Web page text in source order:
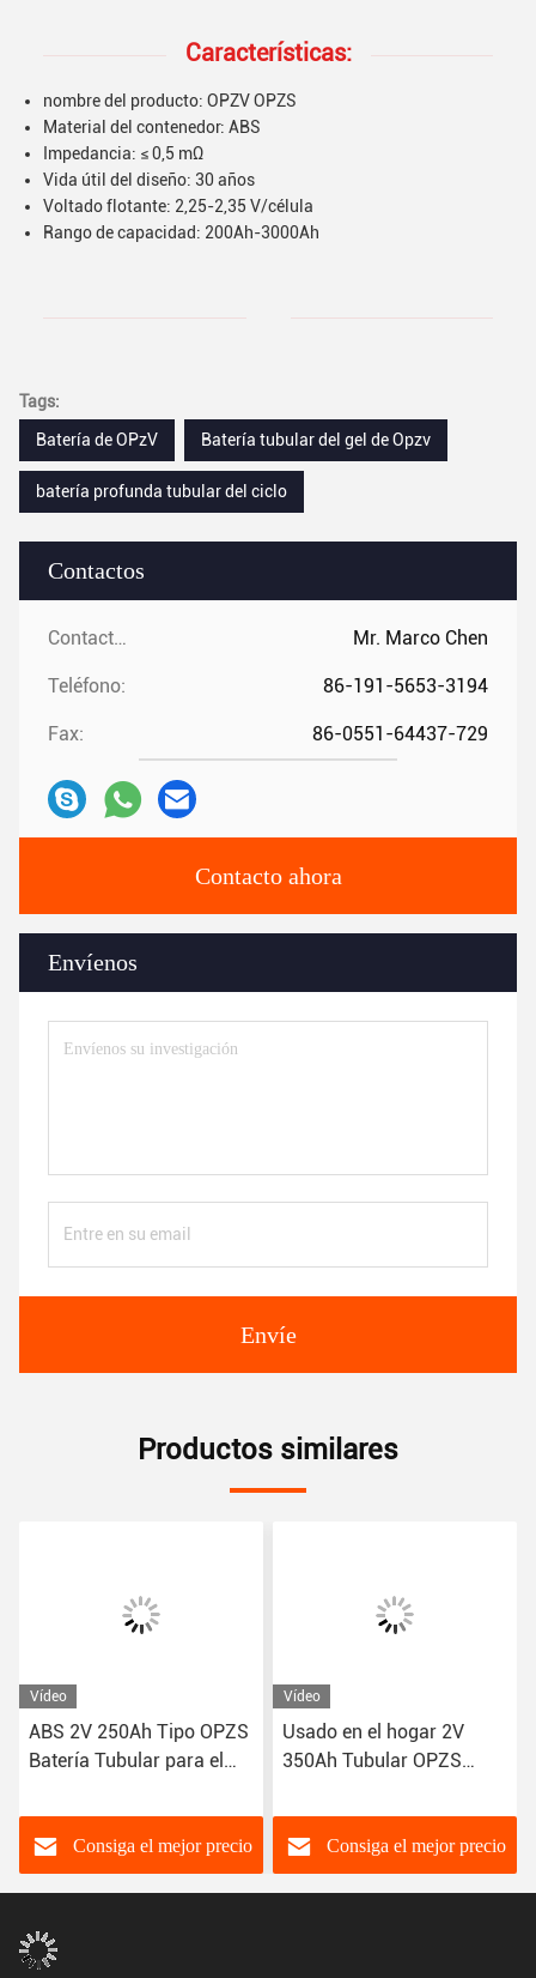
Contactos
Contactos: Mr. Marco Chen
Teléfono: 86-191-5653-3194
Fax: 86-0551-64437-729
Contacto ahora
Envíenos
Envíe
Características:
nombre del producto: OPZV OPZS
Material del contenedor: ABS
Impedancia: ≤ 0,5 mΩ
Vida útil del diseño: 30 años
Voltado flotante: 2,25-2,35 V/célula
Rango de capacidad: 200Ah-3000Ah
Tags:
Batería de OPzV
Batería tubular del gel de Opzv
batería profunda tubular del ciclo
Productos similares
Vídeo
ABS 2V 250Ah Tipo OPZS
Batería Tubular para el
del Hogar
Consiga el mejor precio
Vídeo
Usado en el hogar 2V
350Ah Tubular OPZS
años de vida útil
Consiga el mejor precio